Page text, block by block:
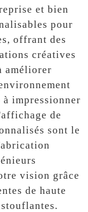
et bien
pour
offrant des
créatives
améliorer
impressionner
de
sont le
vision grâce
de haute